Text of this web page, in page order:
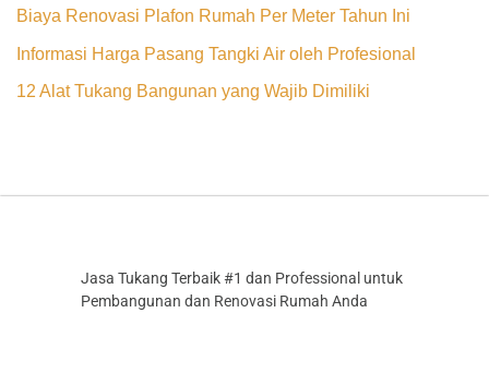
Biaya Renovasi Plafon Rumah Per Meter Tahun Ini
Informasi Harga Pasang Tangki Air oleh Profesional
12 Alat Tukang Bangunan yang Wajib Dimiliki
Jasa Tukang Terbaik #1 dan Professional untuk
Pembangunan dan Renovasi Rumah Anda